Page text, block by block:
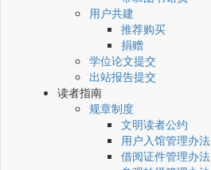
用户共建
推荐购买
捐赠
学位论文提交
出站报告提交
读者指南
规章制度
文明读者公约
用户入馆管理办法
借阅证件管理办法